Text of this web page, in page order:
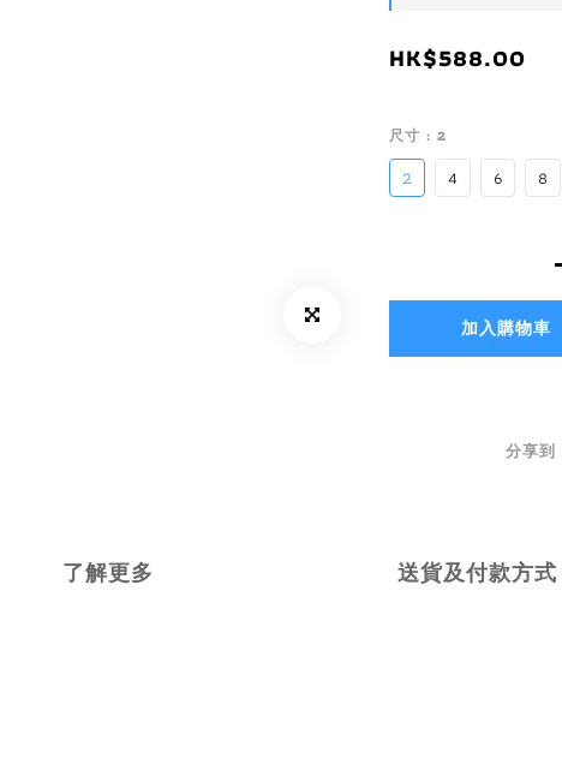
HK$588.00
尺寸 : 2
2 4 6 8
加入購物車
分享到
了解更多 送貨及付款方式